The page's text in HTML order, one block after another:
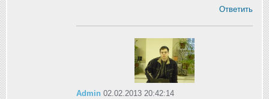
Ответить
Admin 02.02.2013 20:42:14